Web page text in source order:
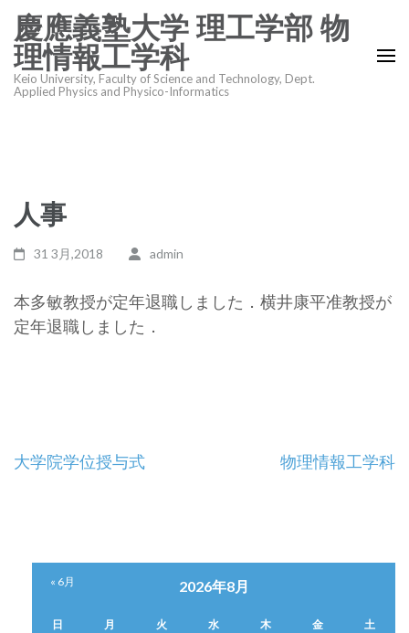
ン
テ
ン
プ
(Enter
押
す)
慶應義塾大学 理工学部 物
理情報工学科
Keio University, Faculty of Science and Technology, Dept.
Applied Physics and Physico-Informatics
人事
31 3月,2018 admin
本多敏教授が定年退職しました．横井康平准教授が
定年退職しました．
投
大学院学位授与式 物理情報工学科
2026年8月
日 月 火 水 木 金 土
« 6月